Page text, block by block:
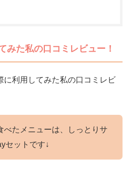
みた私の口コミレビュー！
に利用してみた私の口コミレビ
べたメニューは、しっとりサ
セットです↓